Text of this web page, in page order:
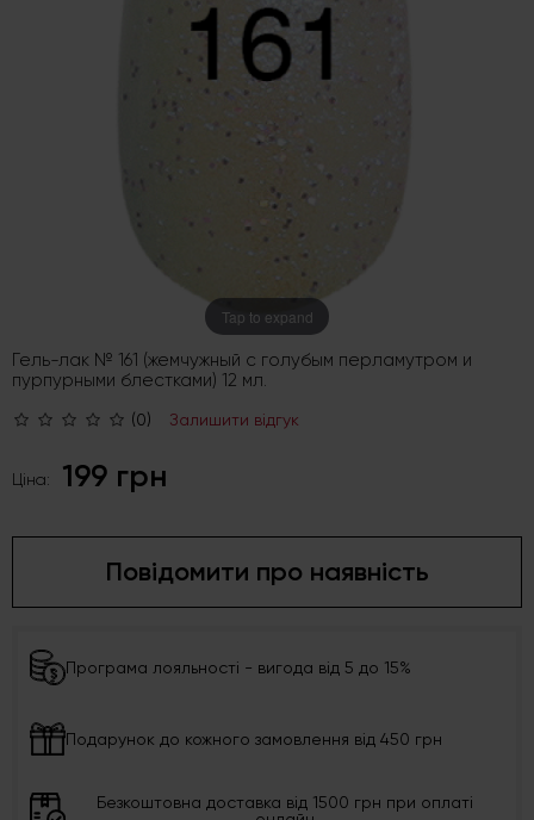
Tap to expand
Гель-лак № 161 (жемчужный с голубым перламутром и
пурпурными блестками) 12 мл.
(0) Залишити відгук
Ціна: 199 грн
Повідомити про наявність
Програма лояльності - вигода від 5 до 15%
Подарунок до кожного замовлення від 450 грн
Безкоштовна доставка від 1500 грн при оплаті